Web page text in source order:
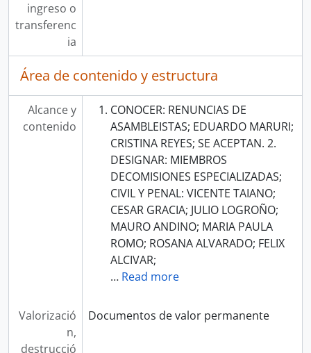
ingreso o
transferenc
ia
Área de contenido y estructura
Alcance y
contenido
CONOCER: RENUNCIAS DE
ASAMBLEISTAS; EDUARDO MARURI;
CRISTINA REYES; SE ACEPTAN. 2.
DESIGNAR: MIEMBROS
DECOMISIONES ESPECIALIZADAS;
CIVIL Y PENAL: VICENTE TAIANO;
CESAR GRACIA; JULIO LOGROÑO;
MAURO ANDINO; MARIA PAULA
ROMO; ROSANA ALVARADO; FELIX
ALCIVAR;
… Read more
Valorizació
n,
destrucció
Documentos de valor permanente